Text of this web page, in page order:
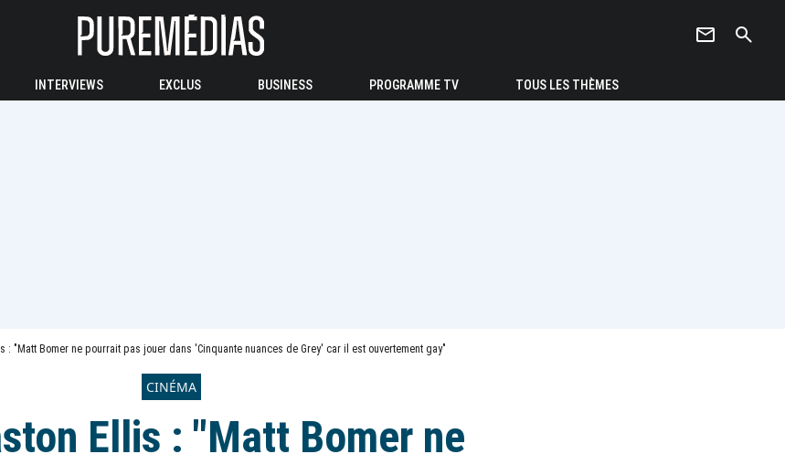
newsletter search
INTERVIEWS EXCLUS BUSINESS PROGRAMME TV TOUS LES THÈMES
: "Matt Bomer ne pourrait pas jouer dans 'Cinquante nuances de Grey' car il est ouvertement gay"
CINÉMA
Ellis : "Matt Bomer ne